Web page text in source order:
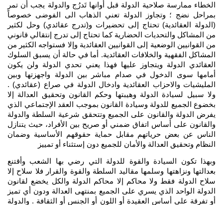
الخطاء ممارسة صلاحية الدولة قبل أوانها تَدرُج والدولة يجب أن تمر
بمراحل نضج ؛ وتجاوز الدولة تعني الذهاب الى الفوضى خصوصاً
(الدولة العقائدية) تحتاج إلى تحضيرات و(تدرج عقائدي) وحل لكثير
من المشاكل والتحديات الحضارية كما تحتاج إلى تدرج إنتقالي قانوني
من القوانيين الوضعية إلى القوانيين العقائدية وإلا فستواجه الكثير من
المشاكل الفقهية والخلافات العقائدية. أما في حالة أن يسبق السلوك
العقائدي الدولة ويتجاوز عليها فهذا يعني تحدي الدولة ولن يكون
أمامها سوى الدخول في صدام مباشر بين الدولة واجهزتها وبين
المليشيات والاحزاب العقائدية وادخال الدولة في صراع (عقائدي) .
ولا سبيل لسيادة الدولة وهيبتها وحكم القانون وتحقيق العدالة إلا
بخضوع الجميع للدولة وسيادة القانون بموجب العقد الإجتماعي الذي
يفرض الدولة والقانون على الجميع وتتحقق شرعية السلطة والدولة
والقانون على أساس اتفاق ضمني أو صريح بين الأفراد، حيث يتنازل
الناس عن بعض حرياتهم مقابل حماية حقوقهم الأساسية وضمان
النظام وتحقيق العدالة والأمان للجميع دون إستثناء أو تمييز
وبهذا تكون السيادة والقوة للدولة التي رضي بها الشعب وأقتنع
بعدالتها ونزاهتها وسلمها مقاليد السلطة والقوة والقرار فلا سلاح إلا
سلاح الدولة فقط ولا محاكم إلا محاكم الدولة والكل يخضع لقانون
الدولة الواحد الذي يسري على الجميع بمنتهى العدالة ودون أي تميز
أو تفرقة على أساس العقيدة أو اللون أو الجنس أو الثقافة . والدولة